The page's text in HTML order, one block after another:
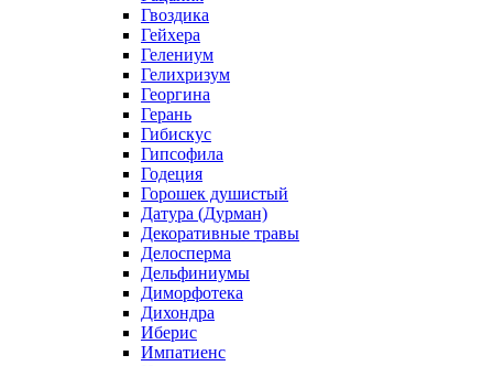
Гвоздика
Гейхера
Гелениум
Гелихризум
Георгина
Герань
Гибискус
Гипсофила
Годеция
Горошек душистый
Датура (Дурман)
Декоративные травы
Делосперма
Дельфиниумы
Диморфотека
Дихондра
Иберис
Импатиенс